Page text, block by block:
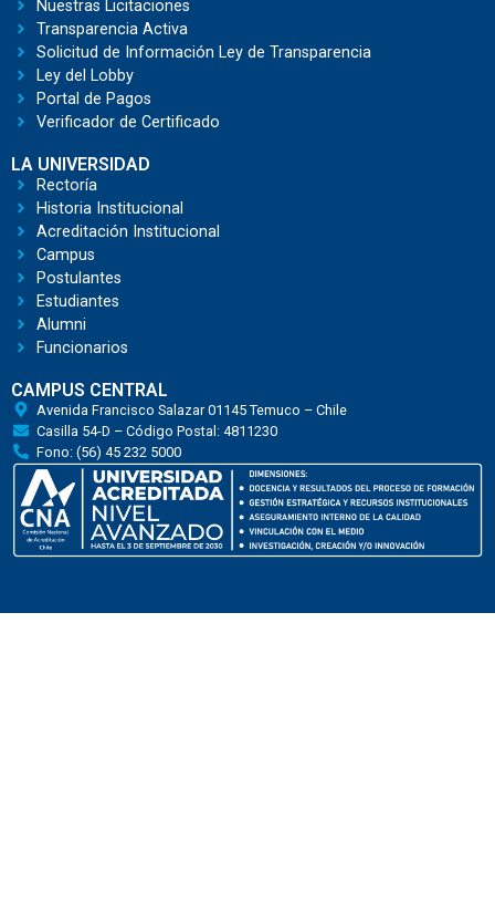
Nuestras Licitaciones
Transparencia Activa
Solicitud de Información Ley de Transparencia
Ley del Lobby
Portal de Pagos
Verificador de Certificado
LA UNIVERSIDAD
Rectoría
Historia Institucional
Acreditación Institucional
Campus
Postulantes
Estudiantes
Alumni
Funcionarios
CAMPUS CENTRAL
Avenida Francisco Salazar 01145 Temuco – Chile
Casilla 54-D – Código Postal: 4811230
Fono: (56) 45 232 5000